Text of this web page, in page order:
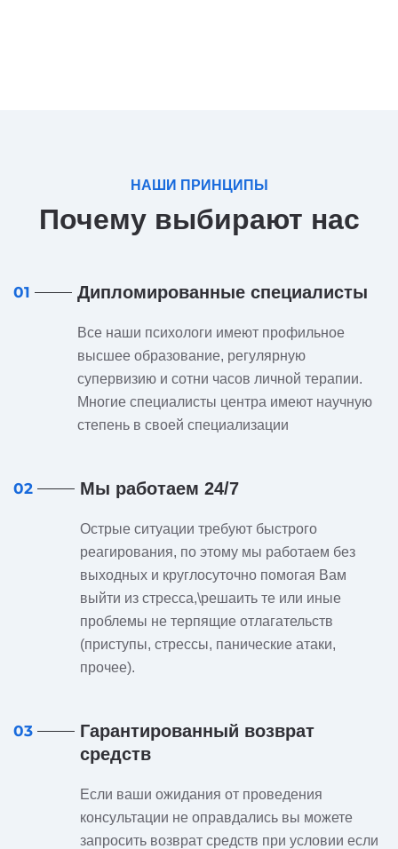
НАШИ ПРИНЦИПЫ
Почему выбирают нас
01 Дипломированные специалисты
Все наши психологи имеют профильное
высшее образование, регулярную
супервизию и сотни часов личной терапии.
Многие специалисты центра имеют научную
степень в своей специализации
02 Мы работаем 24/7
Острые ситуации требуют быстрого
реагирования, по этому мы работаем без
выходных и круглосуточно помогая Вам
выйти из стресса,\решаить те или иные
проблемы не терпящие отлагательств
(приступы, стрессы, панические атаки,
прочее).
03
Гарантированный возврат
средств
Если ваши ожидания от проведения
консультации не оправдались вы можете
запросить возврат средств при условии если